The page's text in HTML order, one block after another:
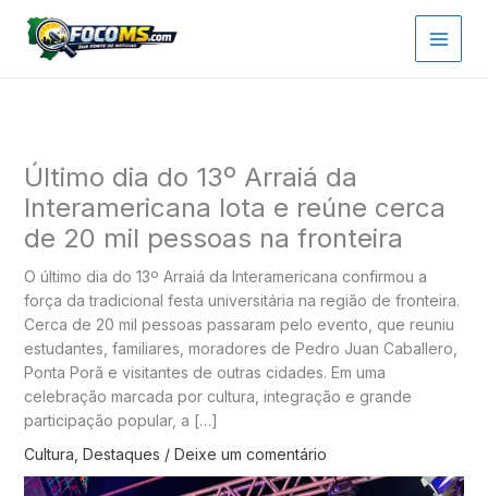
para
Último dia do 13º Arraiá da
Interamericana lota e reúne cerca
de 20 mil pessoas na fronteira
O último dia do 13º Arraiá da Interamericana confirmou a
força da tradicional festa universitária na região de fronteira.
Cerca de 20 mil pessoas passaram pelo evento, que reuniu
estudantes, familiares, moradores de Pedro Juan Caballero,
Ponta Porã e visitantes de outras cidades. Em uma
celebração marcada por cultura, integração e grande
participação popular, a […]
Cultura Destaques / Deixe um comentário